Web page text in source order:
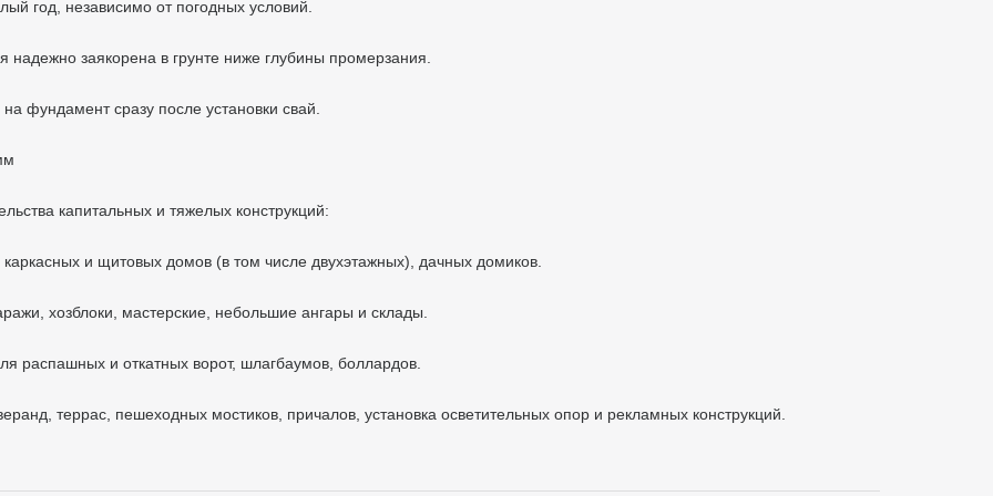
год, независимо от погодных условий.
заякорена в грунте ниже глубины промерзания.
фундамент сразу после установки свай.
капитальных и тяжелых конструкций:
и щитовых домов (в том числе двухэтажных), дачных домиков.
хозблоки, мастерские, небольшие ангары и склады.
распашных и откатных ворот, шлагбаумов, боллардов.
террас, пешеходных мостиков, причалов, установка осветительных опор и рекламных конструкций.